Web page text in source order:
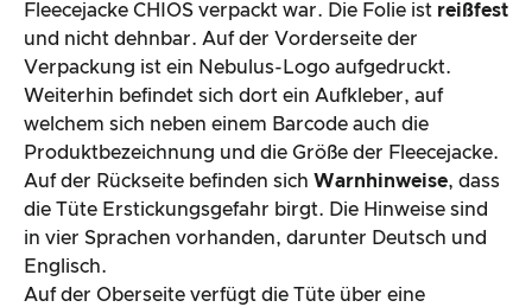
Fleecejacke CHIOS verpackt war. Die Folie ist reißfest
und nicht dehnbar. Auf der Vorderseite der
Verpackung ist ein Nebulus-Logo aufgedruckt.
Weiterhin befindet sich dort ein Aufkleber, auf
welchem sich neben einem Barcode auch die
Produktbezeichnung und die Größe der Fleecejacke.
Auf der Rückseite befinden sich Warnhinweise, dass
die Tüte Erstickungsgefahr birgt. Die Hinweise sind
in vier Sprachen vorhanden, darunter Deutsch und
Englisch.
Auf der Oberseite verfügt die Tüte über eine